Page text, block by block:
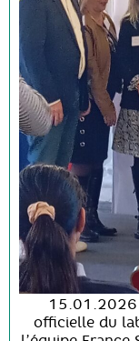
15.01.2026
officielle du